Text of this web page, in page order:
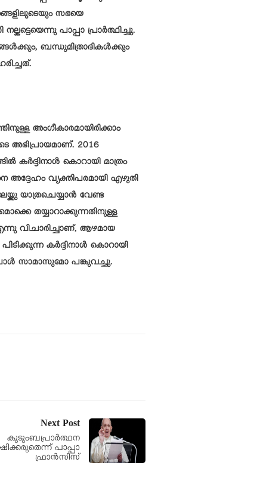
സഭയെ
പാപ്പാ പ്രാർത്ഥിച്ചു.
ബന്ധുമിത്രാദികൾക്കും
അംഗീകാരമായിരിക്കാം
അഭിപ്രായമാണ്. 2016
കർദ്ദിനാൾ കൊറായി മാത്രം
അദ്ദേഹം വ്യക്തിപരമായി എഴുതി
യാത്രചെയ്യാൻ വേണ്ട
തയ്യാറാക്കുന്നതിനുള്ള
വിചാരിച്ചാണ്, ആഴമായ
കർദ്ദിനാൾ കൊറായി
സാമാസുമോ പങ്കുവച്ചു.
Next Post
കുടുംബപ്രാർത്ഥന
പാപ്പാ
ഫ്രാൻസിസ്